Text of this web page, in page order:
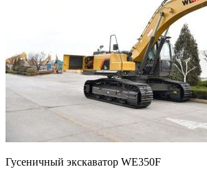
Гусеничный экскаватор WE350F